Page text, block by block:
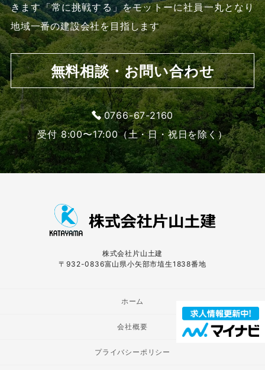
きます「常に挑戦する」をモットーに社員一丸となり
地域一番の建設会社を目指します
無料相談・お問い合わせ
0766-67-2160
受付 8:00〜17:00（土・日・祝日を除く）
株式会社片山土建
〒932-0836富山県小矢部市埴生1838番地
ホーム
会社概要
プライバシーポリシー